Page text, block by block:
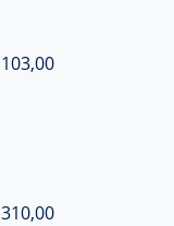
103,00
310,00